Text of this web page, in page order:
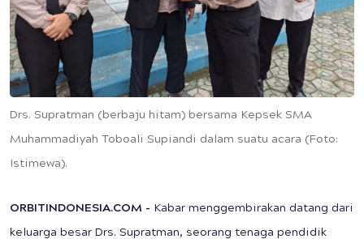
Drs. Supratman (berbaju hitam) bersama Kepsek SMA
Muhammadiyah Toboali Supiandi dalam suatu acara (Foto:
Istimewa).
ORBITINDONESIA.COM - Kabar menggembirakan datang dari
keluarga besar Drs. Supratman, seorang tenaga pendidik